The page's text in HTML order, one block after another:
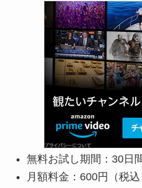
無料お試し期間：30日
月額料金：600円（税込